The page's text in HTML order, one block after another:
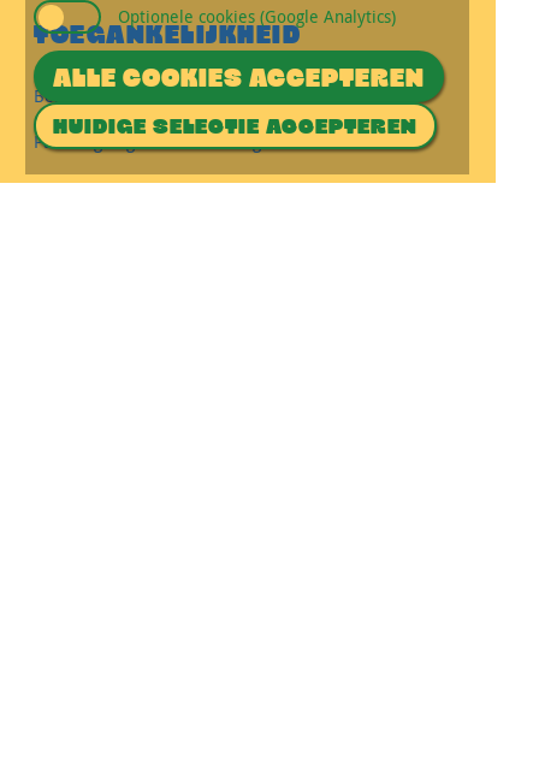
TOEGANKELIJKHEID
Bereikbaar met openbaar vervoer
Afstand tot OV: 2 minuten lopen
Parkeergelegenheid aanwezig
Optionele cookies (Google Analytics)
ALLE COOKIES ACCEPTEREN
HUIDIGE SELECTIE ACCEPTEREN